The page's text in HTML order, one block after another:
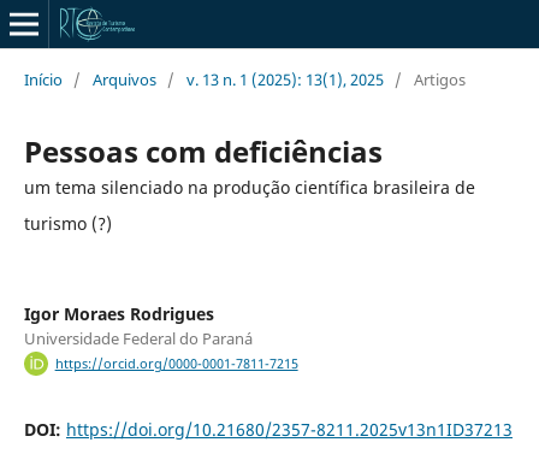
Início / Arquivos / v. 13 n. 1 (2025): 13(1), 2025 / Artigos
Pessoas com deficiências
um tema silenciado na produção científica brasileira de
turismo (?)
Igor Moraes Rodrigues
Universidade Federal do Paraná
https://orcid.org/0000-0001-7811-7215
DOI: https://doi.org/10.21680/2357-8211.2025v13n1ID37213